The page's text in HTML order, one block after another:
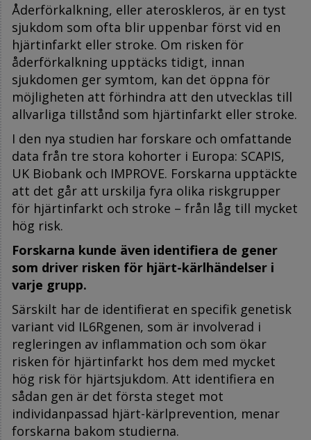
Åderförkalkning, eller ateroskleros, är en tyst
sjukdom som ofta blir uppenbar först vid en
hjärtinfarkt eller stroke. Om risken för
åderförkalkning upptäcks tidigt, innan
sjukdomen ger symtom, kan det öppna för
möjligheten att förhindra att den utvecklas till
allvarliga tillstånd som hjärtinfarkt eller stroke.
I den nya studien har forskare och omfattande
data från tre stora kohorter i Europa: SCAPIS,
UK Biobank och IMPROVE. Forskarna upptäckte
att det går att urskilja fyra olika riskgrupper
för hjärtinfarkt och stroke – från låg till mycket
hög risk.
Forskarna kunde även identifiera de gener
som driver risken för hjärt-kärlhändelser i
varje grupp.
Särskilt har de identifierat en specifik genetisk
variant vid IL6Rgenen, som är involverad i
regleringen av inflammation och som ökar
risken för hjärtinfarkt hos dem med mycket
hög risk för hjärtsjukdom. Att identifiera en
sådan gen är det första steget mot
individanpassad hjärt-kärlprevention, menar
forskarna bakom studierna.